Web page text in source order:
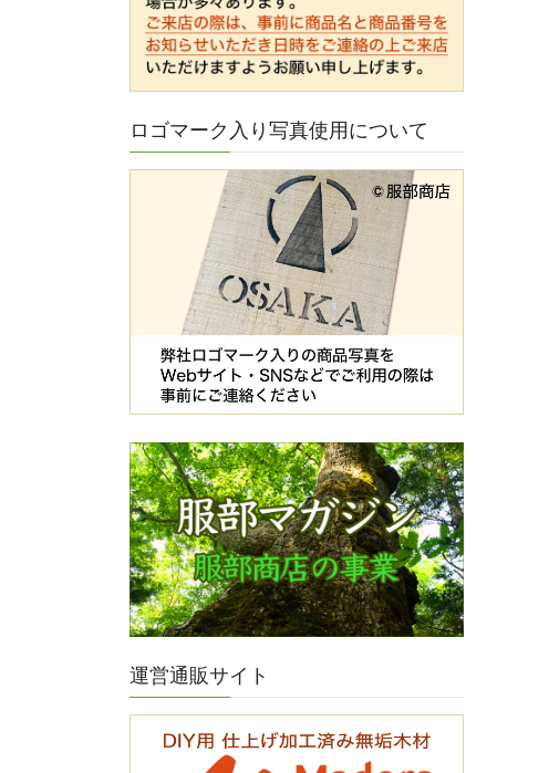
ロゴマーク入り写真使用について
運営通販サイト